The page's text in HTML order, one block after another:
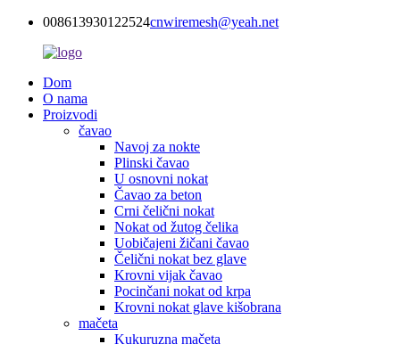
008613930122524cnwiremesh@yeah.net
Dom
O nama
Proizvodi
čavao
Navoj za nokte
Plinski čavao
U osnovni nokat
Čavao za beton
Crni čelični nokat
Nokat od žutog čelika
Uobičajeni žičani čavao
Čelični nokat bez glave
Krovni vijak čavao
Pocinčani nokat od krpa
Krovni nokat glave kišobrana
mačeta
Kukuruzna mačeta